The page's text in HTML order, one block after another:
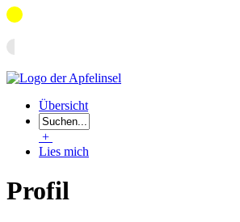
Übersicht
+
Lies mich
Profil